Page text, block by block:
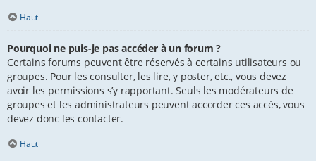
Haut
Pourquoi ne puis-je pas accéder à un forum ?
Certains forums peuvent être réservés à certains utilisateurs ou
groupes. Pour les consulter, les lire, y poster, etc., vous devez
avoir les permissions s’y rapportant. Seuls les modérateurs de
groupes et les administrateurs peuvent accorder ces accès, vous
devez donc les contacter.
Haut